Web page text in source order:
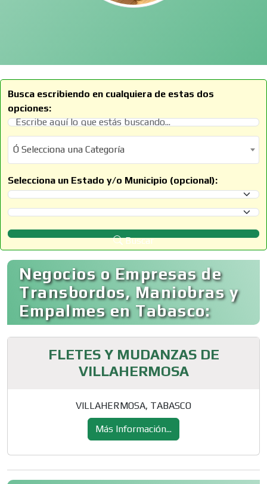
Busca escribiendo en cualquiera de estas dos
opciones:
Ó Selecciona una Categoría
Ó Selecciona una Categoría
Selecciona un Estado y/o Municipio (opcional):
Selecciona un Estado
Selecciona un Municipio
Buscar
Negocios o Empresas de
Transbordos, Maniobras y
Empalmes en Tabasco:
FLETES Y MUDANZAS DE
VILLAHERMOSA
VILLAHERMOSA, TABASCO
Más Información...